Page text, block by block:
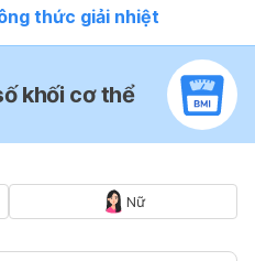
thức giải nhiệt
khối cơ thể
Nữ